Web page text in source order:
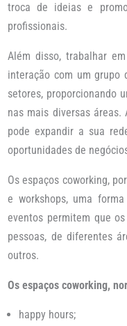
troca de ideias e
profissionais.
Além disso, trabalhar
interação com um grupo
setores, proporcionando
nas mais diversas áreas.
pode expandir a sua
oportunidades de
Os espaços coworking,
e workshops, uma
eventos permitem que
pessoas, de diferentes
outros.
Os espaços coworking,
happy hours;